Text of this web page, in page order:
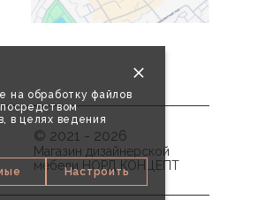
на обработку файлов
в целях ведения
Настроить
© 2021 - 2026
Магазин дизайнерской
мебели НОРД КОНЦЕПТ